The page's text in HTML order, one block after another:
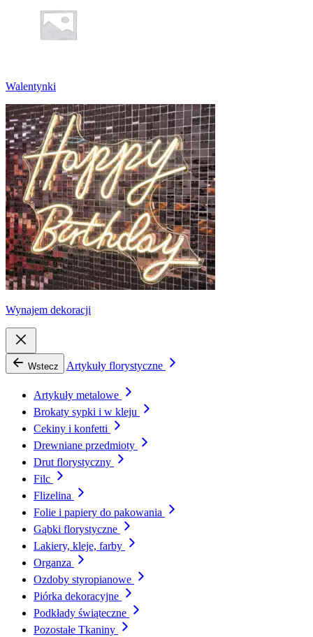
Walentynki
Wynajem dekoracji
Wstecz Artykuły florystyczne
Artykuły metalowe
Brokaty sypki i w kleju
Cekiny i konfetti
Drewniane przedmioty
Drut florystyczny
Filc
Flizelina
Folie i papiery do pakowania
Gąbki florystyczne
Lakiery, kleje, farby
Organza
Ozdoby styropianowe
Piórka dekoracyjne
Podkłady świąteczne
Pozostałe Tkaniny